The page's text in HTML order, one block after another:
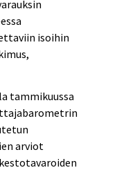
isoihin
tammikuussa
arviot